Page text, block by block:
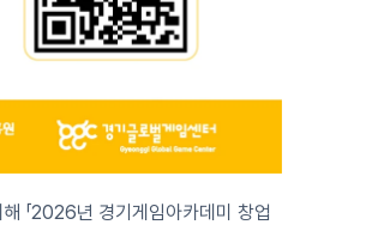
「2026년 경기게임아카데미 창업